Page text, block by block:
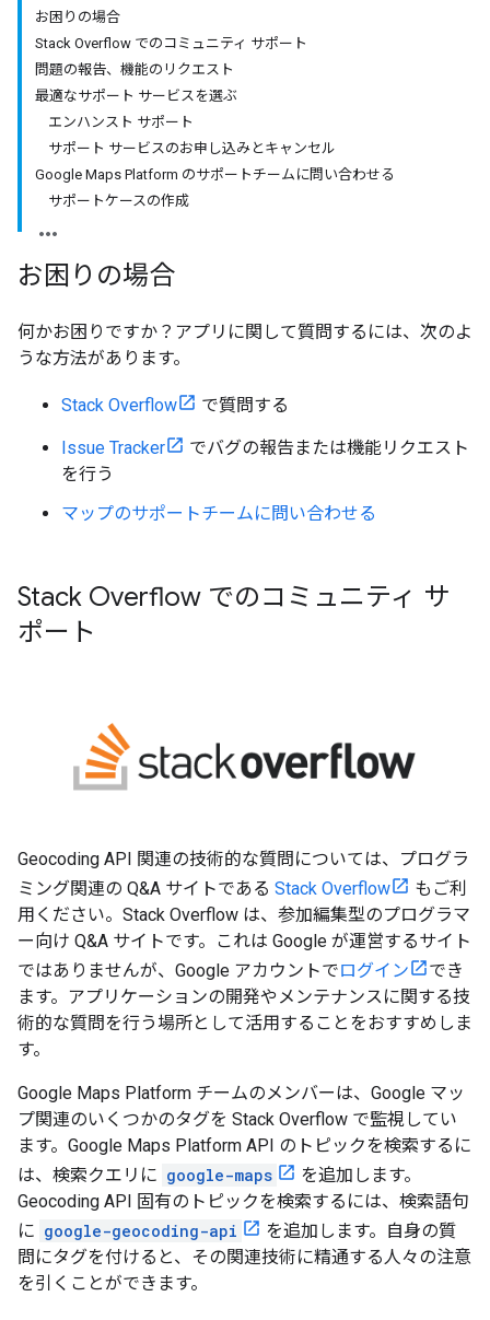
お困りの場合
Stack Overflow でのコミュニティ サポート
問題の報告、機能のリクエスト
最適なサポート サービスを選ぶ
エンハンスト サポート
サポート サービスのお申し込みとキャンセル
Google Maps Platform のサポートチームに問い合わせる
サポートケースの作成
お困りの場合
何かお困りですか？アプリに関して質問するには、次のよ
うな方法があります。
Stack Overflow で質問する
Issue Tracker
でバグの報告または機能リクエスト
を行う
マップのサポートチームに問い合わせる
Stack Overflow でのコミュニティ サ
ポート
Geocoding API 関連の技術的な質問については、プログラ
ミング関連の Q&A サイトである Stack Overflow
もご利
用ください。Stack Overflow は、参加編集型のプログラマ
ー向け Q&A サイトです。これは Google が運営するサイト
ではありませんが、Google アカウントでログイン
でき
ます。アプリケーションの開発やメンテナンスに関する技
術的な質問を行う場所として活用することをおすすめしま
す。
Google Maps Platform チームのメンバーは、Google マッ
プ関連のいくつかのタグを Stack Overflow で監視してい
ます。Google Maps Platform API のトピックを検索するに
は、検索クエリに google-maps
を追加します。
Geocoding API 固有のトピックを検索するには、検索語句
に google-geocoding-api
を追加します。自身の質
問にタグを付けると、その関連技術に精通する人々の注意
を引くことができます。